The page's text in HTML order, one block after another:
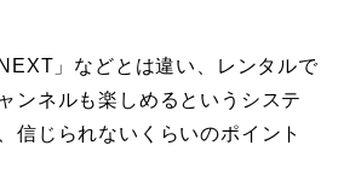
」などとは違い、レンタルで
ンネルも楽しめるというシステ
信じられないくらいのポイント